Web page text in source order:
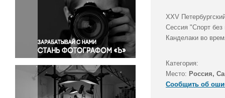
Окружающая среда
Политика
Правосудие
Происшествия и конфликты
Религия
Светская жизнь
Спорт
Экология
XXV
Сессия "Спорт без
Канделаки во
Категория:
Место: Россия,
Сообщить об